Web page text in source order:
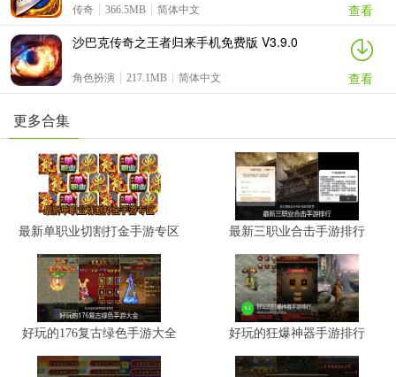
传奇 366.5MB 简体中文
查看
沙巴克传奇之王者归来手机免费版 V3.9.0
角色扮演 217.1MB 简体中文 查看
更多合集
最新单职业切割打金手游专区 最新三职业合击手游排行
好玩的176复古绿色手游大全 好玩的狂爆神器手游排行